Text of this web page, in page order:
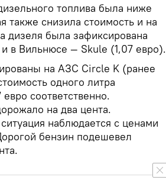
топлива была ниже
также снизила стоимость и на
дизеля была зафиксирована
в Вильнюсе — Skule (1,07 евро).
на АЗС Circle K (ранее
одного литра
евро соответственно.
на два цента.
наблюдается с ценами
бензин подешевел